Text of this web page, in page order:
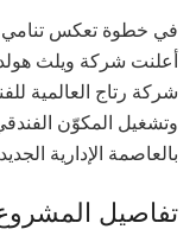
في خطوة تعكس تنامي
أعلنت شركة ويلث
شركة رتاج العالمية
وتشغيل المكوّن
بالعاصمة الإدارية
تفاصيل